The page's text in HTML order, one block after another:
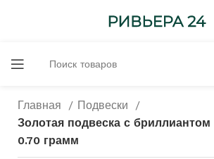
Главная
Подвески
Золотая подвеска с
0.70 грамм